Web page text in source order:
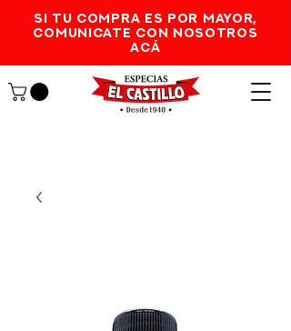
SI TU COMPRA ES POR MAYOR,
comunicate con nosotros
acá